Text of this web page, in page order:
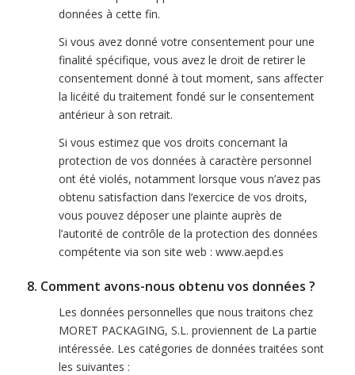
données à cette fin.
Si vous avez donné votre consentement pour une
finalité spécifique, vous avez le droit de retirer le
consentement donné à tout moment, sans affecter
la licéité du traitement fondé sur le consentement
antérieur à son retrait.
Si vous estimez que vos droits concernant la
protection de vos données à caractère personnel
ont été violés, notamment lorsque vous n’avez pas
obtenu satisfaction dans l’exercice de vos droits,
vous pouvez déposer une plainte auprès de
l’autorité de contrôle de la protection des données
compétente via son site web : www.aepd.es
8. Comment avons-nous obtenu vos données ?
Les données personnelles que nous traitons chez
MORET PACKAGING, S.L. proviennent de La partie
intéressée. Les catégories de données traitées sont
les suivantes :